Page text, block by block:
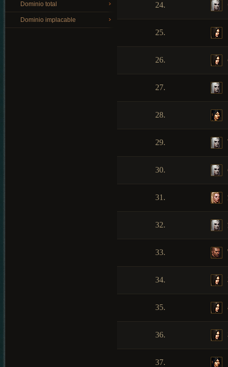
Dominio total
Dominio implacable
24.
25.
26.
27.
28.
29.
30.
31.
32.
33.
34.
35.
36.
37.